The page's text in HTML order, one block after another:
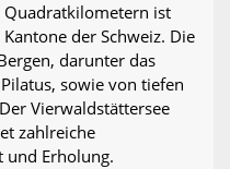
Quadratkilometern ist
der Schweiz. Die
darunter das
sowie von tiefen
Vierwaldstättersee
zahlreiche
und Erholung.